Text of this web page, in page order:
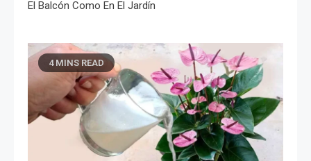
El Balcón Como En El Jardín
4 MINS READ